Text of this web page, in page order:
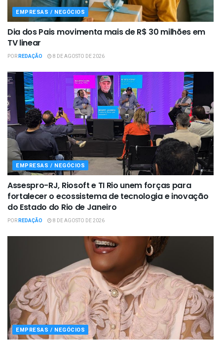
EMPRESAS / NEGÓCIOS
Dia dos Pais movimenta mais de R$ 30 milhões em
TV linear
PORREDAÇÃO 8 DE AGOSTO DE 2026
EMPRESAS / NEGÓCIOS
Assespro-RJ, Riosoft e TI Rio unem forças para
fortalecer o ecossistema de tecnologia e inovação
do Estado do Rio de Janeiro
PORREDAÇÃO 8 DE AGOSTO DE 2026
EMPRESAS / NEGÓCIOS